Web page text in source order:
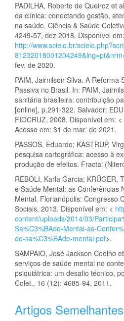
PADILHA, Roberto de Queiroz et
da clínica: conectando gestão,
na saúde. Ciência & Saúde
4249-57, dez 2018. Disponível
http://www.scielo.br/
fev. de 2020.
PAIM, Jairnilson Silva. A Reforma
Passiva no Brasil. In: PAIM,
sanitária brasileira: contribuição
[online], p.291-322. Salvador:
FIOCRUZ, 2008. Disponível em: <
Acesso em: 31 de mar. de 2021.
PASSOS, Eduardo; KASTRUP,
pesquisa cartográfica: acesso à
produção de efeitos. Fractal
REBOLI, Karla Garcia; KRÜGER,
e Saúde Mental: as Conferências
Mental. Florianópolis: Congresso
Sociais, 2013. Disponível em: <
content/uploads/2014/03/
Sa%C3%BAde-Mental-as-
de-sa%C3%BAde-mental.pdf>.
SAMPAIO, José Jackson Coelho
serviços de saúde mental no
psiquiátrica: um desafio técnico,
Colet., 16 (12): 4685-94, 2011.
Artigos Semelhantes